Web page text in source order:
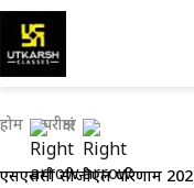
होम परीक्षाएं